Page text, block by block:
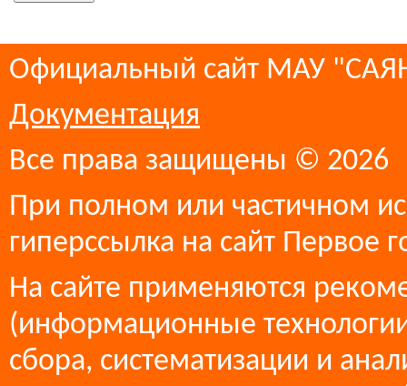
Официальный сайт МАУ
Документация
Все права защищены © 2026
При полном или частичном
гиперссылка на сайт Первое
На сайте применяются
(информационные
сбора, систематизации и